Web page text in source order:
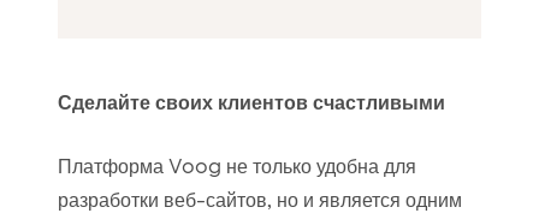
Сделайте своих клиентов счастливыми
Платформа Voog не только удобна для
разработки веб-сайтов, но и является одним